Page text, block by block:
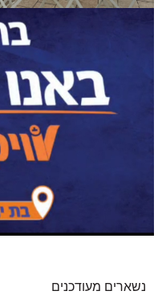
נשארים מעודכנים